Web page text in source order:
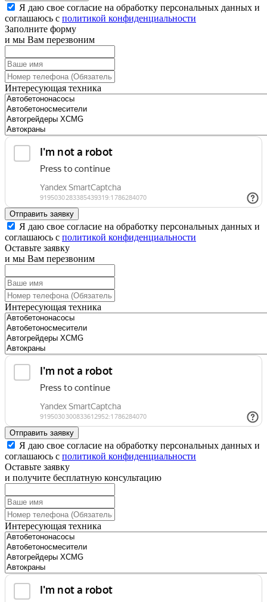
Я даю свое согласие на обработку персональных данных и
соглашаюсь с политикой конфиденциальности
Заполните форму
и мы Вам перезвоним
Интересующая техника
Отправить заявку
Я даю свое согласие на обработку персональных данных и
соглашаюсь с политикой конфиденциальности
Оставьте заявку
и мы Вам перезвоним
Интересующая техника
Отправить заявку
Я даю свое согласие на обработку персональных данных и
соглашаюсь с политикой конфиденциальности
Оставьте заявку
и получите бесплатную консультацию
Интересующая техника